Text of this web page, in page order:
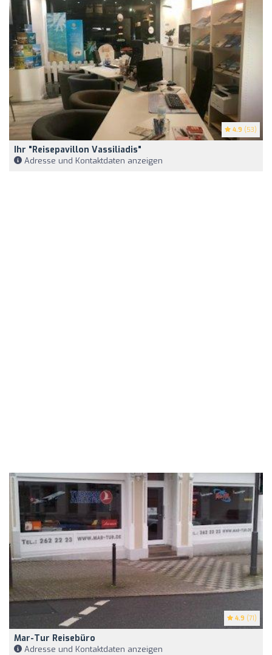
4.9 (53)
Ihr "Reisepavillon Vassiliadis"
Adresse und Kontaktdaten anzeigen
4.9 (71)
Mar-Tur Reisebüro
Adresse und Kontaktdaten anzeigen